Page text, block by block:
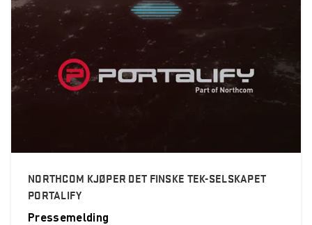
NORTHCOM KJØPER DET FINSKE TEK-SELSKAPET
PORTALIFY
Pressemelding